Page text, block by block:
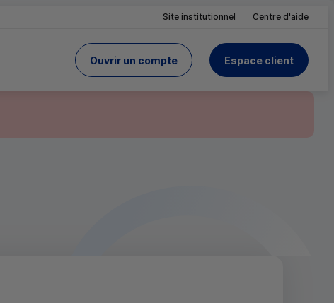
Site institutionnel Centre d'aide
le site
Ouvrir un compte
du Crédit Mutuel Espace client